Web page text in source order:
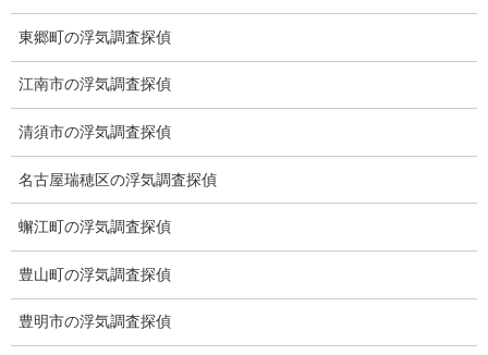
ブログ (496)
トップ
ご挨拶
システム
クーリング・オフ
ワンストップサービス
東郷町の浮気調査探偵
江南市の浮気調査探偵
清須市の浮気調査探偵
名古屋瑞穂区の浮気調査探偵
蠏江町の浮気調査探偵
豊山町の浮気調査探偵
豊明市の浮気調査探偵